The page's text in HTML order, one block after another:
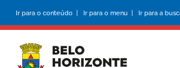
conteúdo
principal
Ir para o conteúdo | Ir para o menu | Ir para a